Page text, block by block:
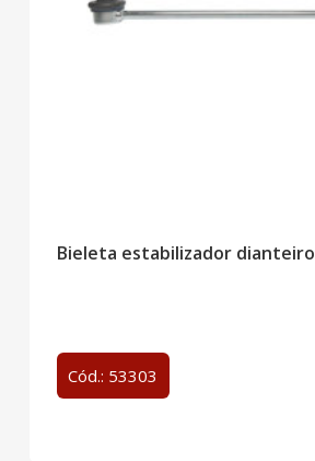
Bieleta estabilizador dianteiro
Cód.: 53303